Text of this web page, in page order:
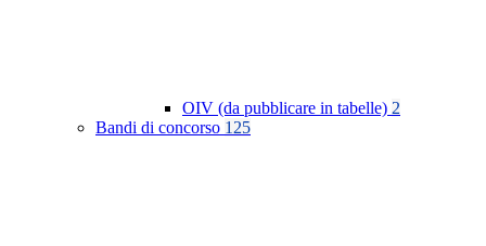
OIV (da pubblicare in tabelle) 2
Bandi di concorso 125